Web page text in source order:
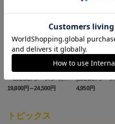
「2026/27シーズン 明治
安田J3リーグ」オーセン
ティックユニフォームFP
19,800円～24,500円
[2026/27シー
田J3リーグ]ベ
ォーム上下セ
4,950円
トピックス